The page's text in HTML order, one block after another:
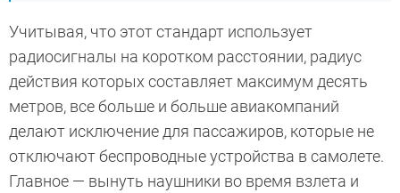
Учитывая, что этот стандарт использует
радиосигналы на коротком расстоянии, радиус
действия которых составляет максимум десять
метров, все больше и больше авиакомпаний
делают исключение для пассажиров, которые не
отключают беспроводные устройства в самолете.
Главное — вынуть наушники во время взлета и